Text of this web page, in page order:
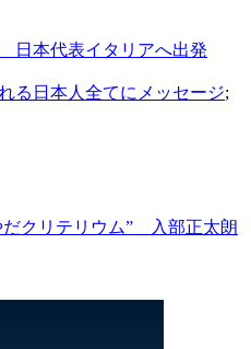
日本代表イタリアへ出発
る日本人全てにメッセージ;
だクリテリウム” 入部正太朗